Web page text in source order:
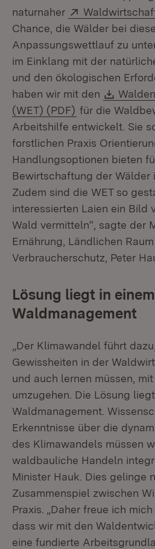
naturnaher
Extern:
Chance, die Wälder bei
Anpassungswettlauf zu
im Einklang mit der
und den ökologischen
haben wir mit den
(WET) (PDF) (Öffnet in
für die
Arbeitshilfe entwickelt. Sie
forstlichen Praxis
Handlungsoptionen bieten
Bewirtschaftung der Wälder
Zudem sind die WET so
interessierten Laien ein Bild
Wald vermitteln“, sagte der
Ernährung, Ländlichen
Verbraucherschutz, Peter
Lösung liegt in
Waldmanagement
„Der Klimawandel führt
Gewissheiten in der
und auch lernen müssen,
umzugehen. Die Lösung
Waldmanagement.
Erkenntnisse über die
des Klimawandels müssen
waldbauliche Handeln
Minister Hauk. Dies gelinge
Zusammenspiel zwischen
Praxis. „Daher freue ich
dass wir mit den
eine fundierte